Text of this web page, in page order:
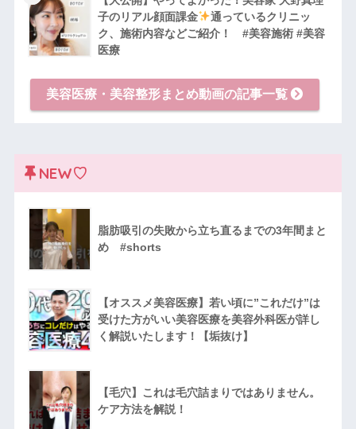
子のリアル顔面課金
通っているクリニッ
ク、施術内容などご紹介！ #美容施術 #美容
医療
美容医療・美容整形まとめ動画の記事一覧
NEW♡
脂肪吸引の失敗から立ち直るまでの3年間まと
め #shorts
【オススメ美容医療】若い頃に”これだけ”は
受けた方がいい美容医療を美容外科医が詳し
く解説いたします！【垢抜け】
【毛穴】これは毛穴詰まりではありません。
ケア方法を解説！